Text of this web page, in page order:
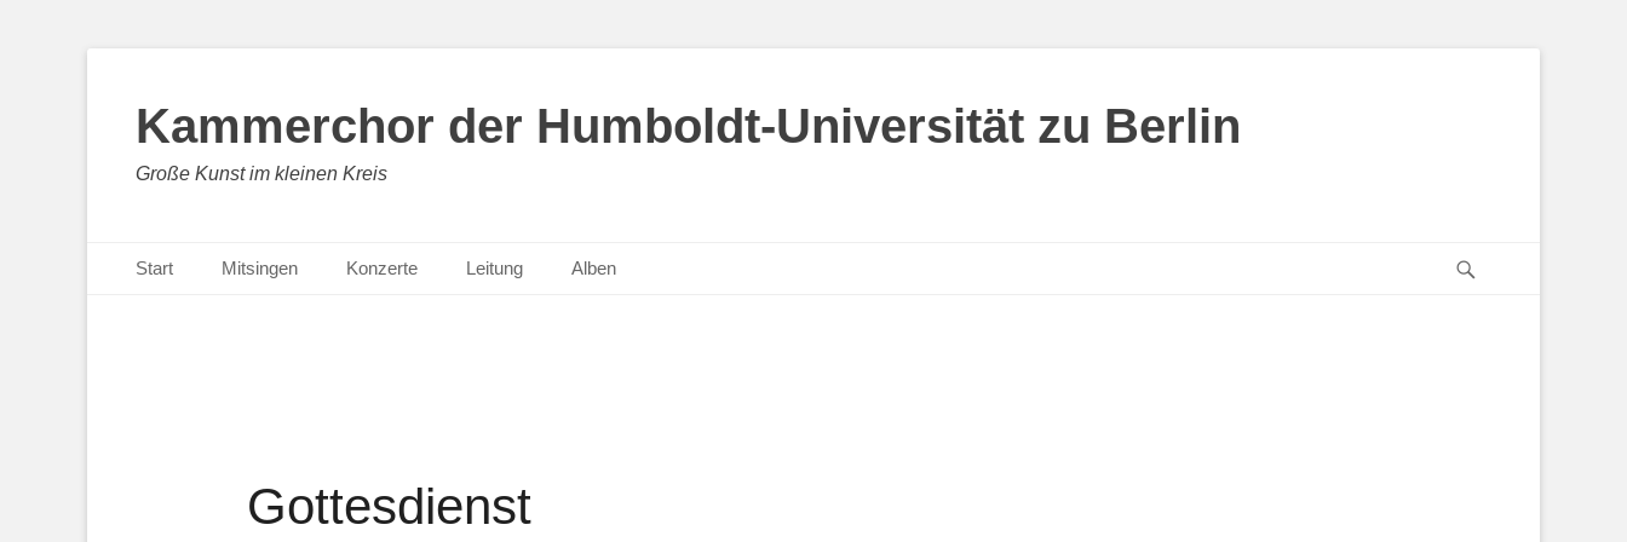
Kammerchor der Humboldt-Universität zu Berlin
Große Kunst im kleinen Kreis
Primäres Menü
Inhalt
Start Mitsingen Konzerte Leitung Alben
Gottesdienst